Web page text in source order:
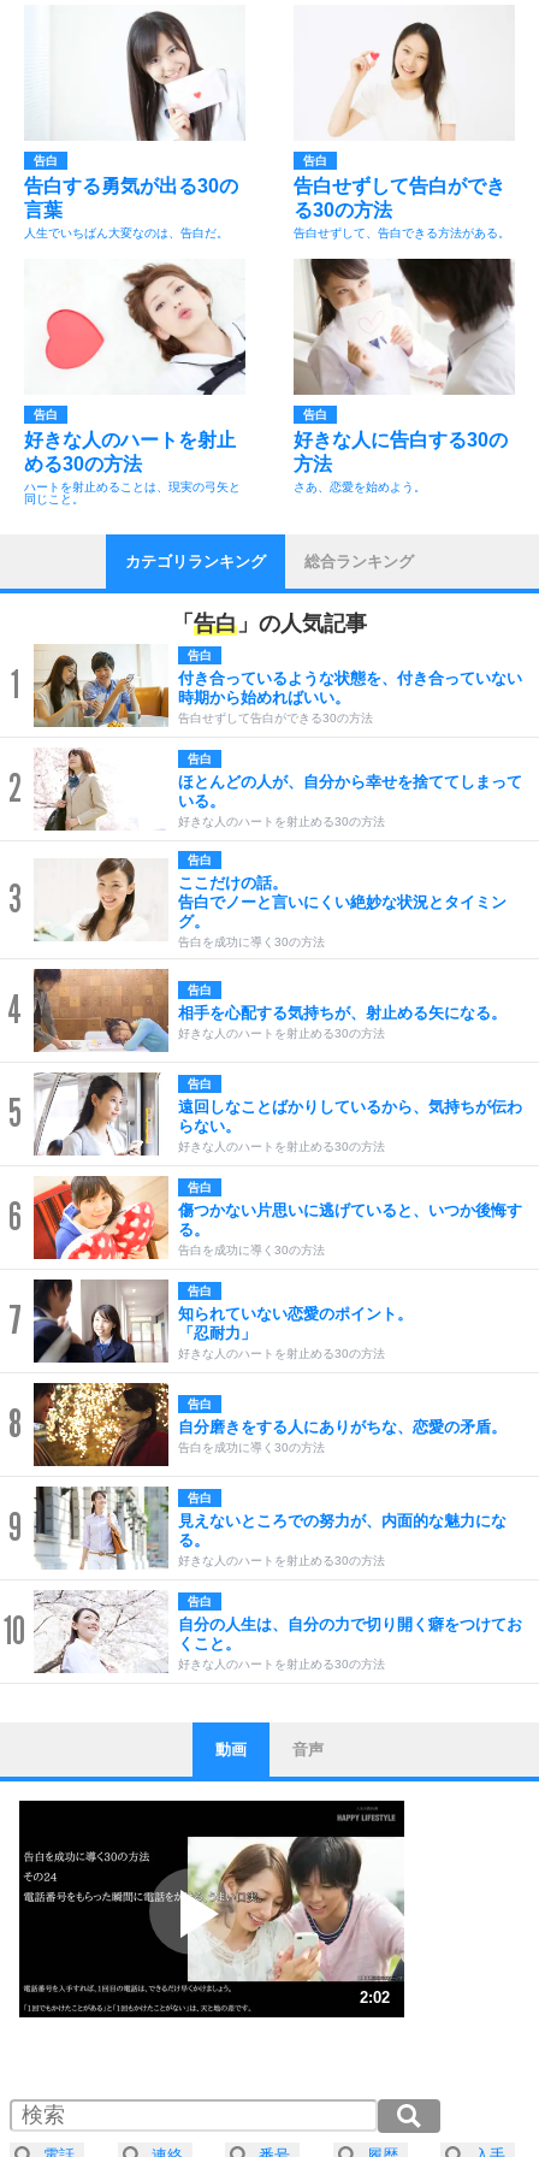
告白
告白する勇気が出る30の
言葉
人生でいちばん大変なのは、告白だ。
告白
告白せずして告白ができ
る30の方法
告白せずして、告白できる方法がある。
告白
好きな人のハートを射止
める30の方法
ハートを射止めることは、現実の弓矢と
同じこと。
告白
好きな人に告白する30の
方法
さあ、恋愛を始めよう。
カテゴリランキング 総合ランキング
「 告白 」の人気記事
1
告白
付き合っているような状態を、付き合っていない
時期から始めればいい。
告白せずして告白ができる30の方法
2
告白
ほとんどの人が、自分から幸せを捨ててしまって
いる。
好きな人のハートを射止める30の方法
3
告白
ここだけの話。
告白でノーと言いにくい絶妙な状況とタイミン
グ。
告白を成功に導く30の方法
4 告白
相手を心配する気持ちが、射止める矢になる。
好きな人のハートを射止める30の方法
5
告白
遠回しなことばかりしているから、気持ちが伝わ
らない。
好きな人のハートを射止める30の方法
6
告白
傷つかない片思いに逃げていると、いつか後悔す
る。
告白を成功に導く30の方法
7
告白
知られていない恋愛のポイント。
「忍耐力」
好きな人のハートを射止める30の方法
8 告白
自分磨きをする人にありがちな、恋愛の矛盾。
告白を成功に導く30の方法
9
告白
見えないところでの努力が、内面的な魅力にな
る。
好きな人のハートを射止める30の方法
10
告白
自分の人生は、自分の力で切り開く癖をつけてお
くこと。
好きな人のハートを射止める30の方法
1
ストレス対策
他人と比べない。
いっそのこと、他人を見ない。
いらいらしない人になる30の方法
プラス思考
ポジティブになれない原因は、行動しないから。
ポジティブ思考になる30の方法
人生、なんとかなるもの。
気楽に生きる30の方法
4 器の大きい人は、怒りを優しさで表現する。
動画 音声
2:02
2.0倍速 （240KB 1分1秒）
2.5倍速 （192KB 49秒）